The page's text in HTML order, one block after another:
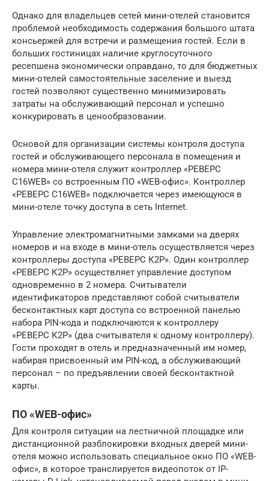
Однако для владельцев сетей мини-отелей становится
проблемой необходимость содержания большого штата
консьержей для встречи и размещения гостей. Если в
больших гостиницах наличие круглосуточного
ресепшена экономически оправдано, то для бюджетных
мини-отелей самостоятельные заселение и выезд
гостей позволяют существенно минимизировать
затраты на обслуживающий персонал и успешно
конкурировать в ценообразовании.
Основой для организации системы контроля доступа
гостей и обслуживающего персонала в помещения и
номера мини-отеля служит контроллер «РЕВЕРС
С16WEB» со встроенным ПО «WEB-офис». Контроллер
«РЕВЕРС С16WEB» подключается через имеющуюся в
мини-отеле точку доступа в сеть Internet.
Управление электромагнитными замками на дверях
номеров и на входе в мини-отель осуществляется через
контроллеры доступа «РЕВЕРС К2Р». Один контроллер
«РЕВЕРС К2P» осуществляет управление доступом
одновременно в 2 номера. Считыватели
идентификаторов представляют собой считыватели
бесконтактных карт доступа со встроенной панелью
набора PIN-кода и подключаются к контроллеру
«РЕВЕРС К2Р» (два считывателя к одному контроллеру).
Гости проходят в отель и предназначенный им номер,
набирая присвоенный им PIN-код, а обслуживающий
персонал – по предъявлении своей бесконтактной
карты.
ПО «WEB-офис»
Для контроля ситуации на лестничной площадке или
дистанционной разблокировки входных дверей мини-
отеля можно использовать специальное окно ПО «WEB-
офис», в которое транслируется видеопоток от IP-